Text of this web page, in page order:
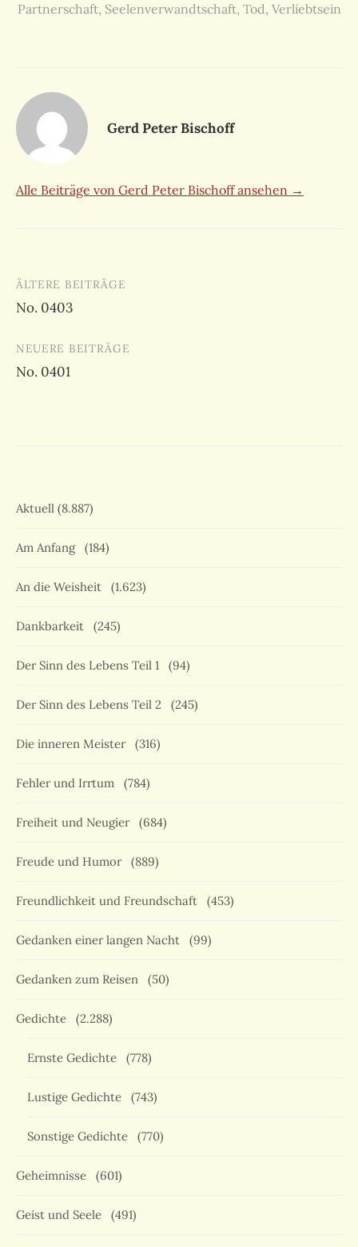
Partnerschaft, Seelenverwandtschaft, Tod, Verliebtsein
Gerd Peter Bischoff
Alle Beiträge von Gerd Peter Bischoff ansehen →
Beitragsnavigation
ÄLTERE BEITRÄGE
No. 0403
NEUERE BEITRÄGE
No. 0401
Aktuell (8.887)
Am Anfang (184)
An die Weisheit (1.623)
Dankbarkeit (245)
Der Sinn des Lebens Teil 1 (94)
Der Sinn des Lebens Teil 2 (245)
Die inneren Meister (316)
Fehler und Irrtum (784)
Freiheit und Neugier (684)
Freude und Humor (889)
Freundlichkeit und Freundschaft (453)
Gedanken einer langen Nacht (99)
Gedanken zum Reisen (50)
Gedichte (2.288)
Ernste Gedichte (778)
Lustige Gedichte (743)
Sonstige Gedichte (770)
Geheimnisse (601)
Geist und Seele (491)